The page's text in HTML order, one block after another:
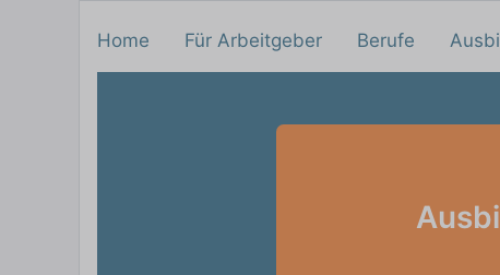
Home Für Arbeitgeber Berufe